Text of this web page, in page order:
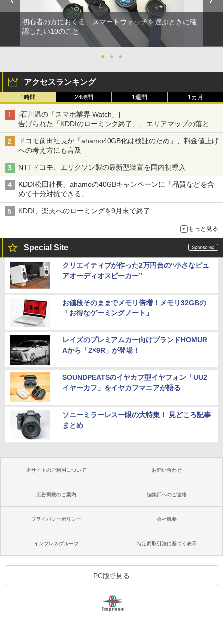
初心者の方におくる、スマートウォッチを選ぶときに確
認したい10のこと
● ● ●
アクセスランキング
1時間 24時間 1週間 1カ月
[石川温の「スマホ業界 Watch」]
告げられた「KDDIのローミング終了」、エリアマップの落とし
穴と楽天モバイルの課題
ドコモ前田社長が「ahamo40GB化は検証のため」、料金値上げ
への考え方にも言及
NTTドコモ、エリクソン製の最新型装置を国内初導入
KDDI松田社長、ahamoの40GBキャンペーンに「品質などを含
めて十分対抗できる」
KDDI、楽天へのローミングを9月末で終了
もっと見る
Special Site
クリエイティブが作った2万円台の“小さなピュ
アオーディオスピーカー”
お値段そのままでメモリ倍増！メモリ32GBの
「お得なゲーミングノート」
レイズのプレミアムカー向けブランドHOMUR
Aから「2×9R」が登場！
SOUNDPEATSのイヤカフ型イヤフォン「UU2
イヤーカフ」をイヤカフマニアが語る
ソニーミラーレス一眼の大特集！ 見どころ記事
まとめ
本サイトのご利用について お問い合わせ
広告掲載のご案内 編集部へのご連絡
プライバシーポリシー 会社概要
インプレスグループ 特定商取引法に基づく表示
PC版で見る